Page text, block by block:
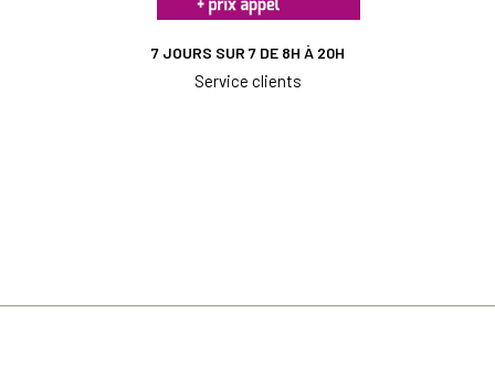
7 JOURS SUR 7 DE 8H À 20H
Service clients